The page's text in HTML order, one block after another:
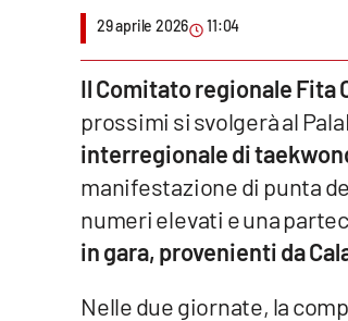
Imprese Di Calabria
Le perfidie di Antonella Grippo
Venti di comunicazione
Streaming
29 aprile 2026 11:04
Il Comitato regionale Fita
prossimi si svolgerà al
interregionale di
manifestazione di punta
numeri elevati e una
in gara, provenienti da
Nelle due giornate, la